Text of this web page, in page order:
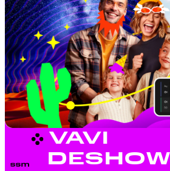
MOVAVI
SLIDESHOW